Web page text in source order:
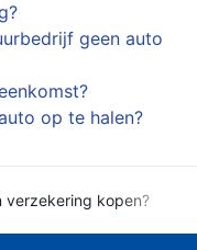
geen auto
op te halen?
verzekering kopen?